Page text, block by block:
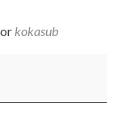
kokasub